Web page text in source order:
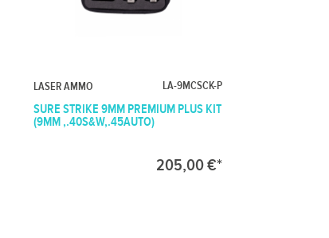
LASER AMMO LA-9MCSCK-P
SURE STRIKE 9MM PREMIUM PLUS KIT
(9MM ,.40S&W,.45AUTO)
205,00 €*